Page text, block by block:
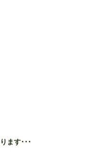
ます･･･